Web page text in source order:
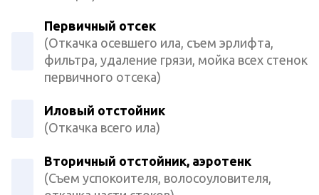
Первичный отсек
(Откачка осевшего ила, съем эрлифта,
фильтра, удаление грязи, мойка всех стенок
первичного отсека)
Иловый отстойник
(Откачка всего ила)
Вторичный отстойник, аэротенк
(Съем успокоителя, волосоуловителя,